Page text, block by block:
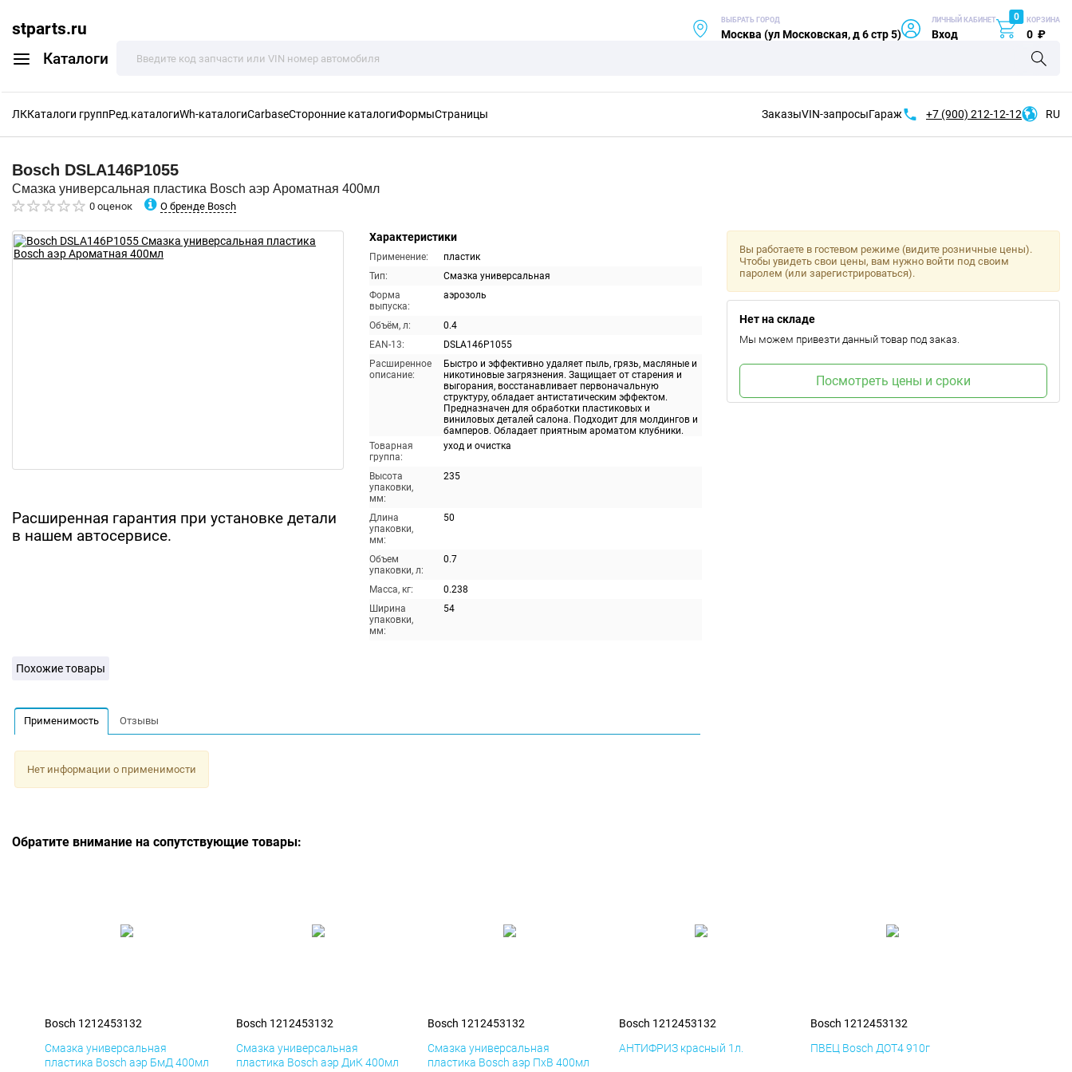
stparts.ru
Каталоги
ВЫБРАТЬ ГОРОД
Москва (ул Московская, д 6 стр 5)
ЛИЧНЫЙ КАБИНЕТ
Вход
0 КОРЗИНА
0 ₽
ЛККаталоги группРед.каталогиWh-каталогиCarbaseСторонние каталогиФормыСтраницы ЗаказыVIN-запросыГараж +7 (900) 212-12-12 RU
Bosch DSLA146P1055
Смазка универсальная пластика Bosch аэр Ароматная 400мл
0 оценок О бренде Bosch
Расширенная гарантия при установке детали
в нашем автосервисе.
Характеристики
Применение:
пластик
Тип:
Смазка универсальная
Форма
выпуска:
аэрозоль
Объём, л:
0.4
EAN-13:
DSLA146P1055
Расширенное
описание:
Быстро и эффективно удаляет пыль, грязь, масляные и
никотиновые загрязнения. Защищает от старения и
выгорания, восстанавливает первоначальную
структуру, обладает антистатическим эффектом.
Предназначен для обработки пластиковых и
виниловых деталей салона. Подходит для молдингов и
бамперов. Обладает приятным ароматом клубники.
Товарная
группа:
уход и очистка
Высота
упаковки,
мм:
235
Длина
упаковки,
мм:
50
Объем
упаковки, л:
0.7
Масса, кг:
0.238
Ширина
упаковки,
мм:
54
Вы работаете в гостевом режиме (видите розничные цены).
Чтобы увидеть свои цены, вам нужно войти под своим
паролем (или зарегистрироваться).
Нет на складе
Мы можем привезти данный товар под заказ.
Посмотреть цены и сроки
Похожие товары
Применимость Отзывы
Нет информации о применимости
Обратите внимание на сопутствующие товары:
Bosch 1212453132
Смазка универсальная
пластика Bosch аэр БмД 400мл
Bosch 1212453132
Смазка универсальная
пластика Bosch аэр ДиК 400мл
Bosch 1212453132
Смазка универсальная
пластика Bosch аэр ПхВ 400мл
Bosch 1212453132
АНТИФРИЗ красный 1л.
Bosch 1212453132
ПВЕЦ Bosch ДОТ4 910г